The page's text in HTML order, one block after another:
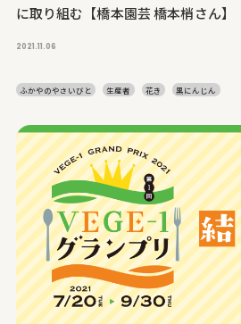
に取り組む【橋本園芸 橋本梢さん】
2021.11.06
ふかやのやさいびと 生産者 花き 黒にんじん